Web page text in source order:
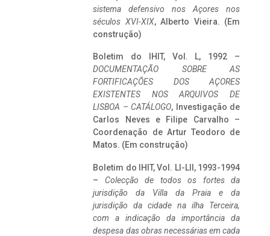
sistema defensivo nos Açores nos
séculos XVI-XIX, Alberto Vieira. (Em
construção)
Boletim do IHIT, Vol. L, 1992 –
DOCUMENTAÇÃO SOBRE AS
FORTIFICAÇÕES DOS AÇORES
EXISTENTES NOS ARQUIVOS DE
LISBOA – CATÁLOGO, Investigação de
Carlos Neves e Filipe Carvalho –
Coordenação de Artur Teodoro de
Matos. (Em construção)
Boletim do IHIT, Vol. LI-LII, 1993-1994
– Colecção de todos os fortes da
jurisdição da Villa da Praia e da
jurisdição da cidade na ilha Terceira,
com a indicação da importância da
despesa das obras necessárias em cada